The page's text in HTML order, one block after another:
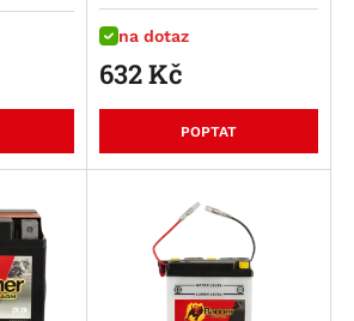
na dotaz
632Kč
POPTAT